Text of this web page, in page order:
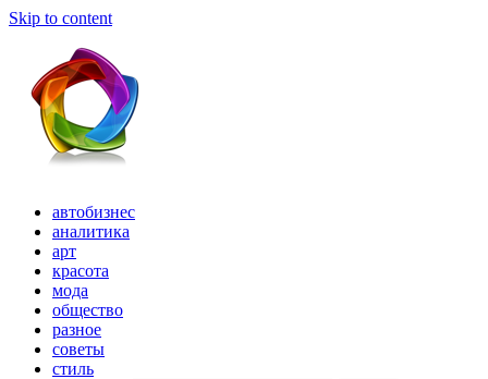
Skip to content
автобизнес
аналитика
арт
красота
мода
общество
разное
советы
стиль